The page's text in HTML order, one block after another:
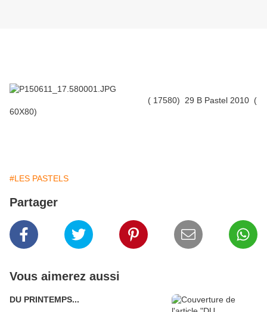
( 17580) 29 B Pastel 2010 (
60X80)
#LES PASTELS
Partager
Vous aimerez aussi
DU PRINTEMPS...